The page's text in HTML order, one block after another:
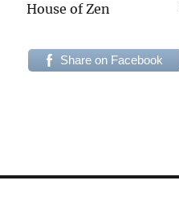
House of Zen
Share on Facebook